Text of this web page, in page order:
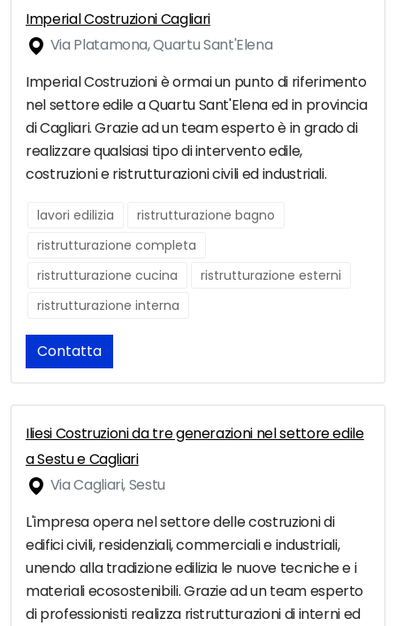
Imperial Costruzioni Cagliari
Via Platamona, Quartu Sant'Elena
Imperial Costruzioni è ormai un punto di riferimento
nel settore edile a Quartu Sant'Elena ed in provincia
di Cagliari. Grazie ad un team esperto è in grado di
realizzare qualsiasi tipo di intervento edile,
costruzioni e ristrutturazioni civili ed industriali.
lavori edilizia
ristrutturazione bagno
ristrutturazione completa
ristrutturazione cucina
ristrutturazione esterni
ristrutturazione interna
Contatta
Iliesi Costruzioni da tre generazioni nel settore edile
a Sestu e Cagliari
Via Cagliari, Sestu
L'impresa opera nel settore delle costruzioni di
edifici civili, residenziali, commerciali e industriali,
unendo alla tradizione edilizia le nuove tecniche e i
materiali ecosostenibili. Grazie ad un team esperto
di professionisti realizza ristrutturazioni di interni ed